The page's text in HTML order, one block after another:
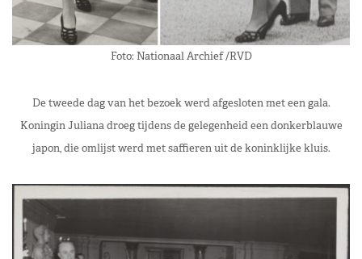
Foto: Nationaal Archief /RVD
De tweede dag van het bezoek werd afgesloten met een gala.
Koningin Juliana droeg tijdens de gelegenheid een donkerblauwe
japon, die omlijst werd met saffieren uit de koninklijke kluis.